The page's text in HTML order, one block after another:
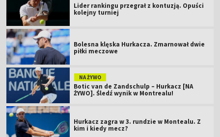
Lider rankingu przegrał z kontuzją. Opuści
kolejny turniej
Bolesna klęska Hurkacza. Zmarnował dwie
piłki meczowe
NA ŻYWO
Botic van de Zandschulp – Hurkacz [NA
ŻYWO]. Śledź wynik w Montrealu!
Hurkacz zagra w 3. rundzie w Montealu. Z
kim i kiedy mecz?